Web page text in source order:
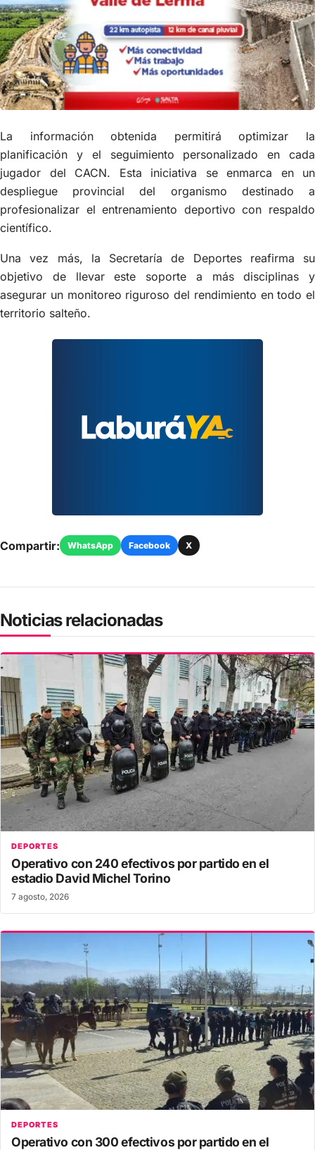
La información obtenida permitirá optimizar la
planificación y el seguimiento personalizado en cada
jugador del CACN. Esta iniciativa se enmarca en un
despliegue provincial del organismo destinado a
profesionalizar el entrenamiento deportivo con respaldo
científico.
Una vez más, la Secretaría de Deportes reafirma su
objetivo de llevar este soporte a más disciplinas y
asegurar un monitoreo riguroso del rendimiento en todo el
territorio salteño.
Compartir: WhatsApp Facebook X
Noticias relacionadas
DEPORTES
Operativo con 240 efectivos por partido en el
estadio David Michel Torino
7 agosto, 2026
DEPORTES
Operativo con 300 efectivos por partido en el